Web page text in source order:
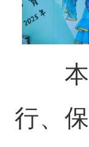
本
行、